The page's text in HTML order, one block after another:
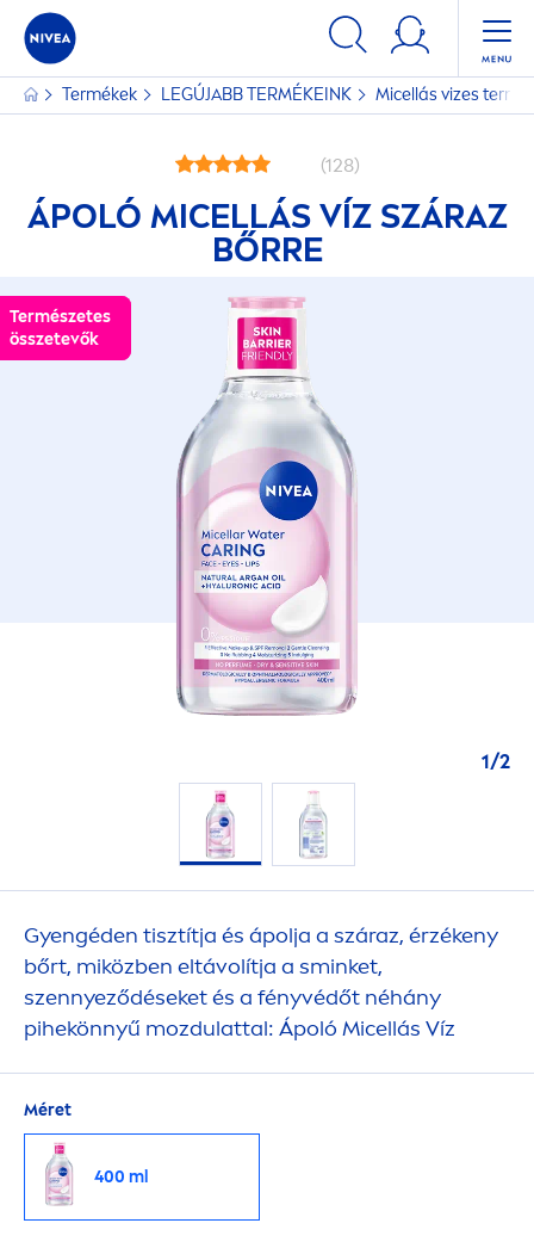
Termékek LEGÚJABB TERMÉKEINK Micellás vizes
(128)
ÁPOLÓ MICELLÁS VÍZ SZÁRAZ
BŐRRE
Természetes
összetevők
1/2
Természetes
összetevők
Gyengéden tisztítja és ápolja a száraz, érzékeny
bőrt, miközben eltávolítja a sminket,
szennyeződéseket és a fényvédőt néhány
pihekönnyű mozdulattal: Ápoló Micellás Víz
Méret
400 ml